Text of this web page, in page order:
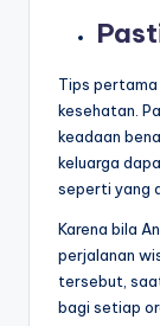
Tips pertama
kesehatan.
keadaan
keluarga
seperti yang
Karena bila
perjalanan
tersebut,
bagi setiap